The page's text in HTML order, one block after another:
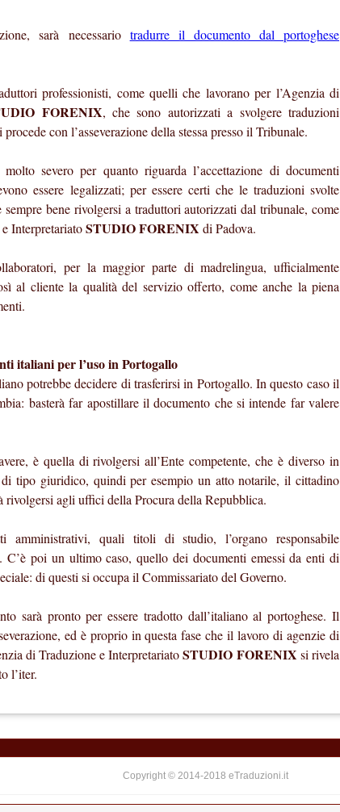
sarà necessario tradurre il documento dal portoghese
professionisti, come quelli che lavorano per l’Agenzia di
FORENIX, che sono autorizzati a svolgere traduzioni
con l’asseverazione della stessa presso il Tribunale.
severo per quanto riguarda l’accettazione di documenti
essere legalizzati; per essere certi che le traduzioni svolte
sempre bene rivolgersi a traduttori autorizzati dal tribunale, come
InterpretariatoSTUDIO FORENIX di Padova.
per la maggior parte di madrelingua, ufficialmente
al cliente la qualità del servizio offerto, come anche la piena
italiani per l’uso in Portogallo
potrebbe decidere di trasferirsi in Portogallo. In questo caso il
basterà far apostillare il documento che si intende far valere
è quella di rivolgersi all’Ente competente, che è diverso in
tipo giuridico, quindi per esempio un atto notarile, il cittadino
agli uffici della Procura della Repubblica.
amministrativi, quali titoli di studio, l’organo responsabile
C’è poi un ultimo caso, quello dei documenti emessi da enti di
di questi si occupa il Commissariato del Governo.
sarà pronto per essere tradotto dall’italiano al portoghese. Il
ed è proprio in questa fase che il lavoro di agenzie di
di Traduzione e InterpretariatoSTUDIO FORENIX si rivela
l’iter.
Copyright © 2014-2018 eTraduzioni.it